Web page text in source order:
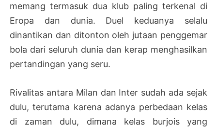
memang termasuk dua klub paling terkenal di
Eropa dan dunia. Duel keduanya selalu
dinantikan dan ditonton oleh jutaan penggemar
bola dari seluruh dunia dan kerap menghasilkan
pertandingan yang seru.
Rivalitas antara Milan dan Inter sudah ada sejak
dulu, terutama karena adanya perbedaan kelas
di zaman dulu, dimana kelas burjois yang